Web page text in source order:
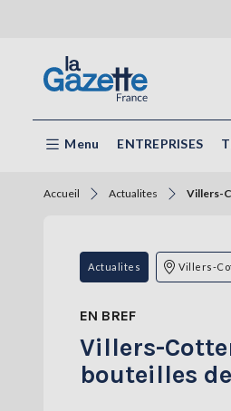
Menu ENTREPRISES
Accueil Actualites Villers-
Actualites Villers-
EN BREF
Villers-
bouteilles